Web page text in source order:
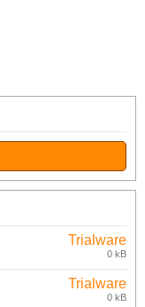
Trialware
0 kB
Trialware
0 kB